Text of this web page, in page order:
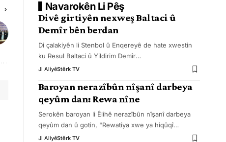
Navarokên Li Pêş
Divê girtiyên nexweş Baltaci û
Demîr bên berdan
Di çalakiyên li Stenbol û Enqereyê de hate xwestin
ku Resul Baltaci û Yildirim Demîr…
Ji AliyêStêrk TV
Baroyan nerazîbûn nîşanî darbeya
qeyûm dan: Rewa nîne
Serokên baroyan li Êlihê nerazîbûn nîşanî darbeya
qeyûm dan û gotin, "Rewatiya xwe ya hiqûqî…
Ji AliyêStêrk TV